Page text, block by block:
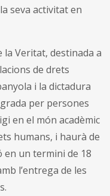
seva activitat en
la Veritat, destinada a
de drets
i la dictadura
per persones
en el món acadèmic
humans, i haurà de
en un termini de 18
l’entrega de les